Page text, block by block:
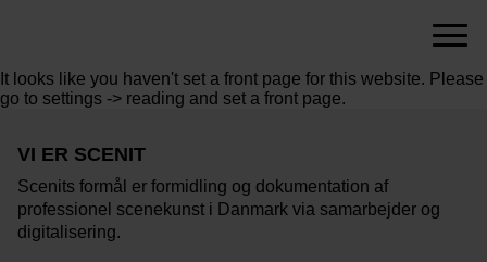
Menu
It looks like you haven't set a front page for this website. Please
go to settings -> reading and set a front page.
VI ER SCENIT
Scenits formål er formidling og dokumentation af
professionel scenekunst i Danmark via samarbejder og
digitalisering.